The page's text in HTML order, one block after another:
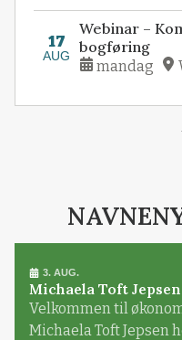
17
AUG
Webinar –
bogføring
mandag
3. AUG.
Michaela Toft Jepsen
Velkommen til
Michaela Toft Jepsen